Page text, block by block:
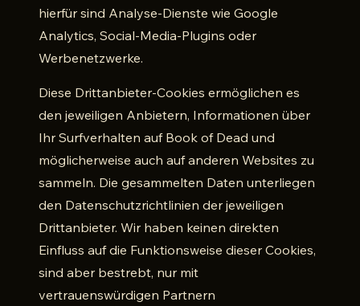
hierfür sind Analyse-Dienste wie Google
Analytics, Social-Media-Plugins oder
Werbenetzwerke.
Diese Drittanbieter-Cookies ermöglichen es
den jeweiligen Anbietern, Informationen über
Ihr Surfverhalten auf Book of Dead und
möglicherweise auch auf anderen Websites zu
sammeln. Die gesammelten Daten unterliegen
den Datenschutzrichtlinien der jeweiligen
Drittanbieter. Wir haben keinen direkten
Einfluss auf die Funktionsweise dieser Cookies,
sind aber bestrebt, nur mit
vertrauenswürdigen Partnern